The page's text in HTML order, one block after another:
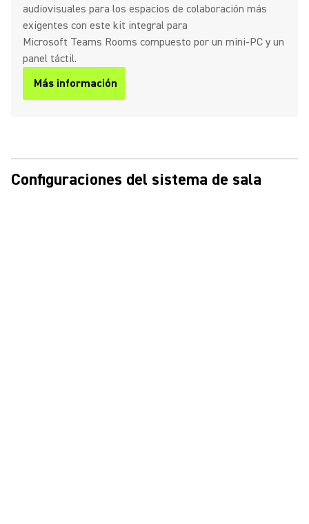
audiovisuales para los espacios de colaboración más
exigentes con este kit integral para
Microsoft Teams Rooms compuesto por un mini-PC y un
panel táctil.
Más información
Configuraciones del sistema de sala